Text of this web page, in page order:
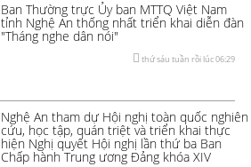
Ban Thường trực Ủy ban MTTQ Việt Nam
tỉnh Nghệ An thống nhất triển khai diễn đàn
"Tháng nghe dân nói"
thứ sáu tuần rồi lúc 06:29
Nghệ An tham dự Hội nghị toàn quốc nghiên
cứu, học tập, quán triệt và triển khai thực
hiện Nghị quyết Hội nghị lần thứ ba Ban
Chấp hành Trung ương Đảng khóa XIV